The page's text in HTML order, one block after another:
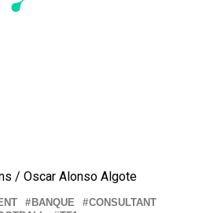
/ Oscar Alonso Algote
BANQUE
CONSULTANT